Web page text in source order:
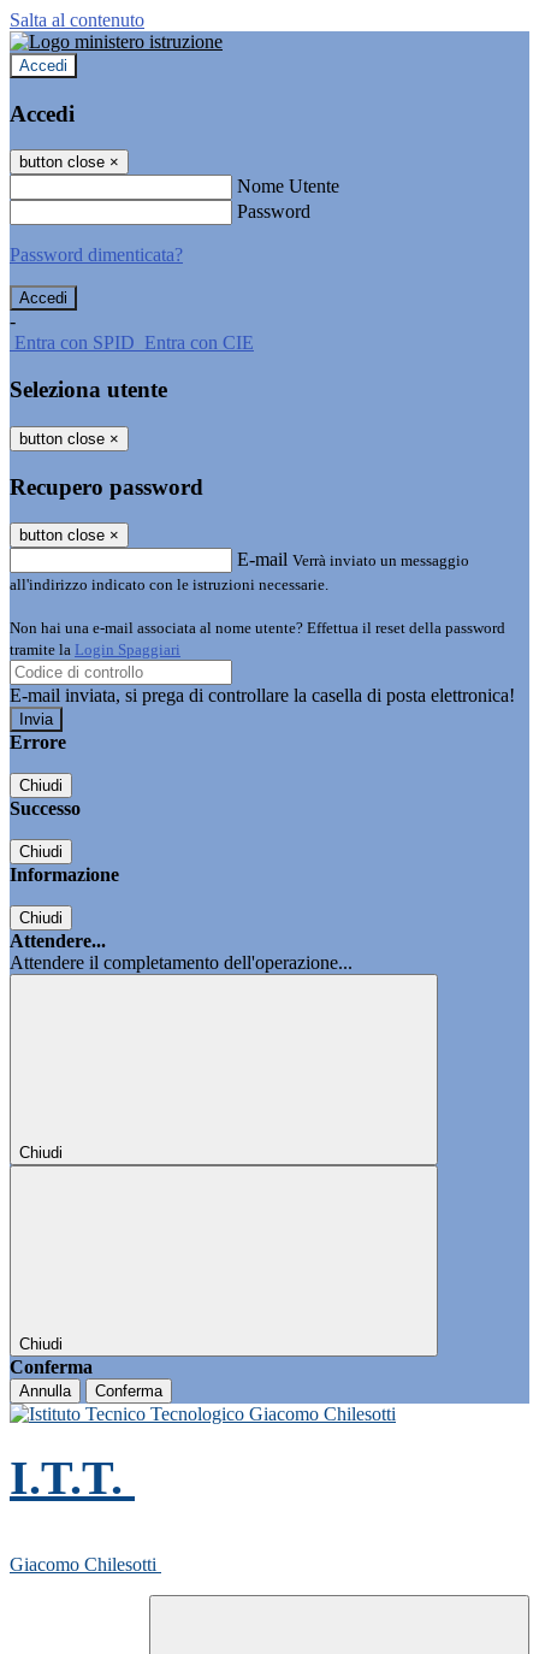
Salta al contenuto
Accedi
Accedi
button close ×
Nome Utente
Password
Password dimenticata?
-
Entra con SPID Entra con CIE
Seleziona utente
button close ×
Recupero password
button close ×
E-mail Verrà inviato un messaggio
all'indirizzo indicato con le istruzioni necessarie.
Non hai una e-mail associata al nome utente? Effettua il reset della password
tramite la Login Spaggiari
E-mail inviata, si prega di controllare la casella di posta elettronica!
Errore
Chiudi
Successo
Chiudi
Informazione
Chiudi
Attendere...
Attendere il completamento dell'operazione...
Chiudi
Chiudi
Conferma
Annulla Conferma
I.T.T.
Giacomo Chilesotti